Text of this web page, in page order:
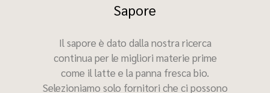
Sapore
Il sapore è dato dalla nostra ricerca
continua per le migliori materie prime
come il latte e la panna fresca bio.
Selezioniamo solo fornitori che ci possono